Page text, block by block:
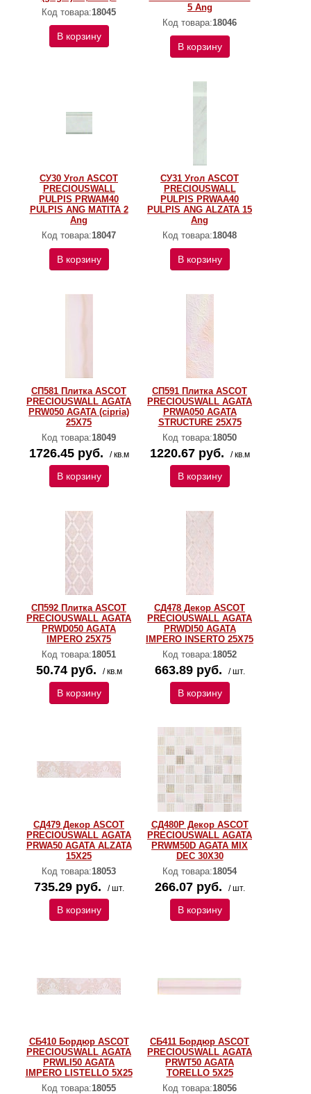
Код товара:18045
В корзину
5 Ang
Код товара:18046
В корзину
СУ30 Угол ASCOT
PRECIOUSWALL
PULPIS PRWAM40
PULPIS ANG MATITA 2
Ang
Код товара:18047
В корзину
СУ31 Угол ASCOT
PRECIOUSWALL
PULPIS PRWAA40
PULPIS ANG ALZATA 15
Ang
Код товара:18048
В корзину
СП581 Плитка ASCOT
PRECIOUSWALL AGATA
PRW050 AGATA (cipria)
25X75
Код товара:18049
1726.45 руб. / кв.м
В корзину
СП591 Плитка ASCOT
PRECIOUSWALL AGATA
PRWA050 AGATA
STRUCTURE 25X75
Код товара:18050
1220.67 руб. / кв.м
В корзину
СП592 Плитка ASCOT
PRECIOUSWALL AGATA
PRWD050 AGATA
IMPERO 25X75
Код товара:18051
50.74 руб. / кв.м
В корзину
СД478 Декор ASCOT
PRECIOUSWALL AGATA
PRWDI50 AGATA
IMPERO INSERTO 25X75
Код товара:18052
663.89 руб. / шт.
В корзину
СД479 Декор ASCOT
PRECIOUSWALL AGATA
PRWA50 AGATA ALZATA
15X25
Код товара:18053
735.29 руб. / шт.
В корзину
СД480Р Декор ASCOT
PRECIOUSWALL AGATA
PRWM50D AGATA MIX
DEC 30Х30
Код товара:18054
266.07 руб. / шт.
В корзину
СБ410 Бордюр ASCOT
PRECIOUSWALL AGATA
PRWLI50 AGATA
IMPERO LISTELLO 5X25
Код товара:18055
СБ411 Бордюр ASCOT
PRECIOUSWALL AGATA
PRWT50 AGATA
TORELLO 5X25
Код товара:18056